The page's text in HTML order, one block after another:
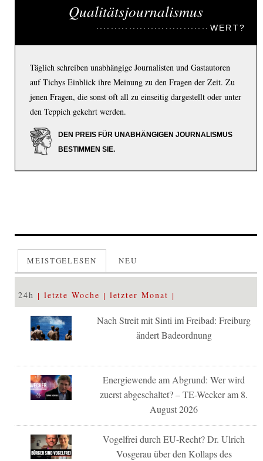
Qualitätsjournalismus
WERT?
Täglich schreiben unabhängige Journalisten und Gastautoren
auf Tichys Einblick ihre Meinung zu den Fragen der Zeit. Zu
jenen Fragen, die sonst oft all zu einseitig dargestellt oder unter
den Teppich gekehrt werden.
DEN PREIS FÜR UNABHÄNGIGEN JOURNALISMUS
BESTIMMEN SIE.
MEISTGELESEN NEU
24h letzte Woche letzter Monat
Nach Streit mit Sinti im Freibad: Freiburg
ändert Badeordnung
Energiewende am Abgrund: Wer wird
zuerst abgeschaltet? – TE-Wecker am 8.
August 2026
Vogelfrei durch EU-Recht? Dr. Ulrich
Vosgerau über den Kollaps des